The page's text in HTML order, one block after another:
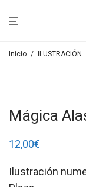
Inicio / ILUSTRACIÓN
Mágica
12,00€
Ilustración